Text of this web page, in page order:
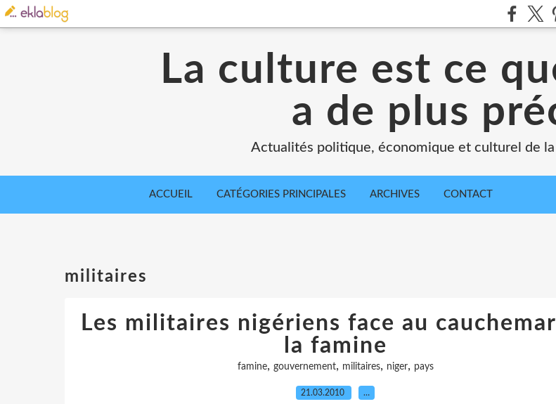
La culture est ce
a de plus
Actualités politique, économique et culturel de
ACCUEIL CATÉGORIES PRINCIPALES ARCHIVES CONTACT
militaires
Les militaires nigériens face au
la famine
famine, gouvernement, militaires, niger, pays
21.03.2010 …